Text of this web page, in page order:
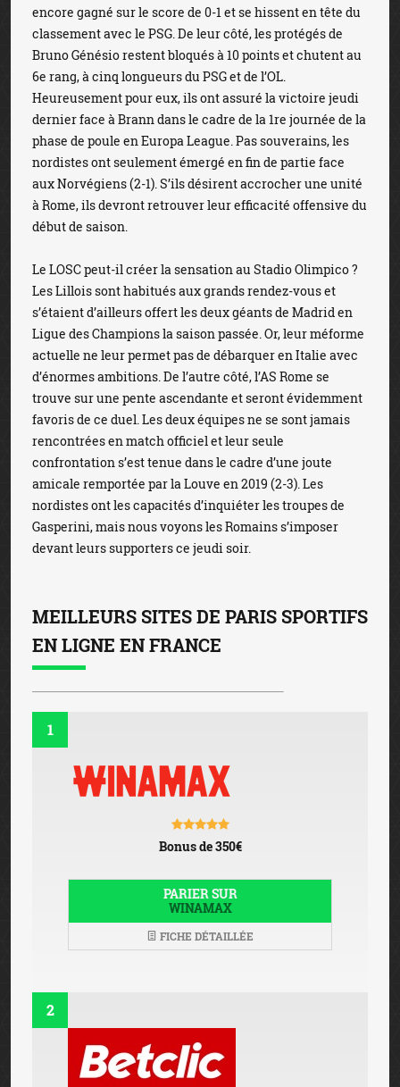
encore gagné sur le score de 0-1 et se hissent en tête du
classement avec le PSG. De leur côté, les protégés de
Bruno Génésio restent bloqués à 10 points et chutent au
6e rang, à cinq longueurs du PSG et de l’OL.
Heureusement pour eux, ils ont assuré la victoire jeudi
dernier face à Brann dans le cadre de la 1re journée de la
phase de poule en Europa League. Pas souverains, les
nordistes ont seulement émergé en fin de partie face
aux Norvégiens (2-1). S’ils désirent accrocher une unité
à Rome, ils devront retrouver leur efficacité offensive du
début de saison.
Le LOSC peut-il créer la sensation au Stadio Olimpico ?
Les Lillois sont habitués aux grands rendez-vous et
s’étaient d’ailleurs offert les deux géants de Madrid en
Ligue des Champions la saison passée. Or, leur méforme
actuelle ne leur permet pas de débarquer en Italie avec
d’énormes ambitions. De l’autre côté, l’AS Rome se
trouve sur une pente ascendante et seront évidemment
favoris de ce duel. Les deux équipes ne se sont jamais
rencontrées en match officiel et leur seule
confrontation s’est tenue dans le cadre d’une joute
amicale remportée par la Louve en 2019 (2-3). Les
nordistes ont les capacités d’inquiéter les troupes de
Gasperini, mais nous voyons les Romains s’imposer
devant leurs supporters ce jeudi soir.
MEILLEURS SITES DE PARIS SPORTIFS
EN LIGNE EN FRANCE
1
Bonus de 350€
PARIER SUR
WINAMAX
FICHE DÉTAILLÉE
2